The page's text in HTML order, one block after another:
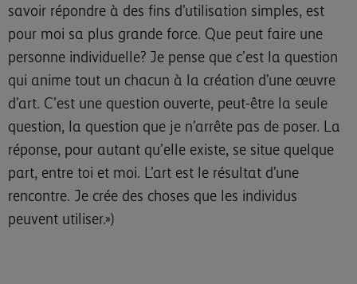
savoir répondre à des fins d’utilisation simples, est
pour moi sa plus grande force. Que peut faire une
personne individuelle? Je pense que c’est la question
qui anime tout un chacun à la création d’une œuvre
d’art. C’est une question ouverte, peut-être la seule
question, la question que je n’arrête pas de poser. La
réponse, pour autant qu’elle existe, se situe quelque
part, entre toi et moi. L’art est le résultat d’une
rencontre. Je crée des choses que les individus
peuvent utiliser.»)